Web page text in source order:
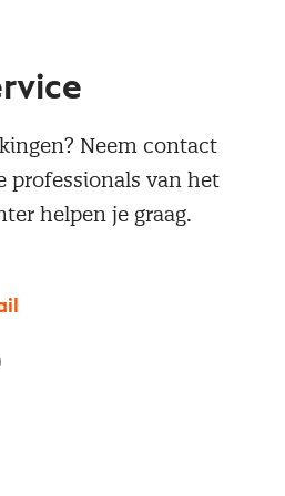
Neem contact
professionals van het
helpen je graag.